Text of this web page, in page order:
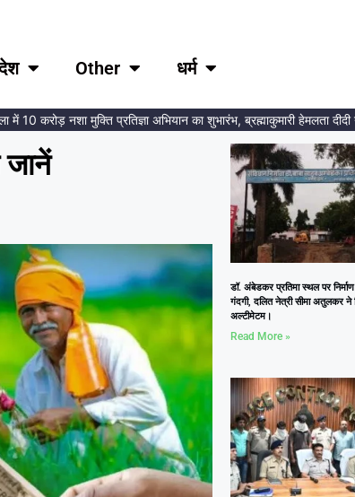
Other धर्म
करोड़ नशा मुक्ति प्रतिज्ञा अभियान का शुभारंभ, ब्रह्माकुमारी हेमलता दीदी ने
जानें
डॉ. अंबेडकर प्रतिमा स्थल पर
गंदगी, दलित नेत्री सीमा अतुलकर ने
अल्टीमेटम।
Read More »